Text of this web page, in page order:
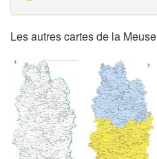
Les autres cartes de la Meuse